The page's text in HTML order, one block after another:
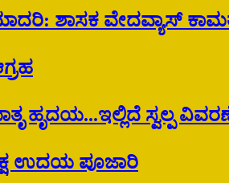
ಶಾಸಕ ವೇದವ್ಯಾಸ್
ಸ್ವಲ್ಪ
ಉದಯ ಪೂಜಾರಿ